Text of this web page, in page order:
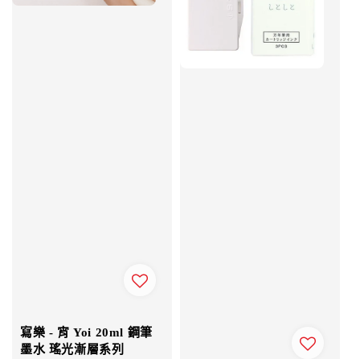
寫樂 - 宵 Yoi 20ml 鋼筆
墨水 瑤光漸層系列